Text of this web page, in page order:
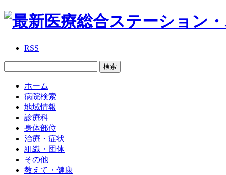
RSS
ホーム
病院検索
地域情報
診療科
身体部位
治療・症状
組織・団体
その他
教えて・健康